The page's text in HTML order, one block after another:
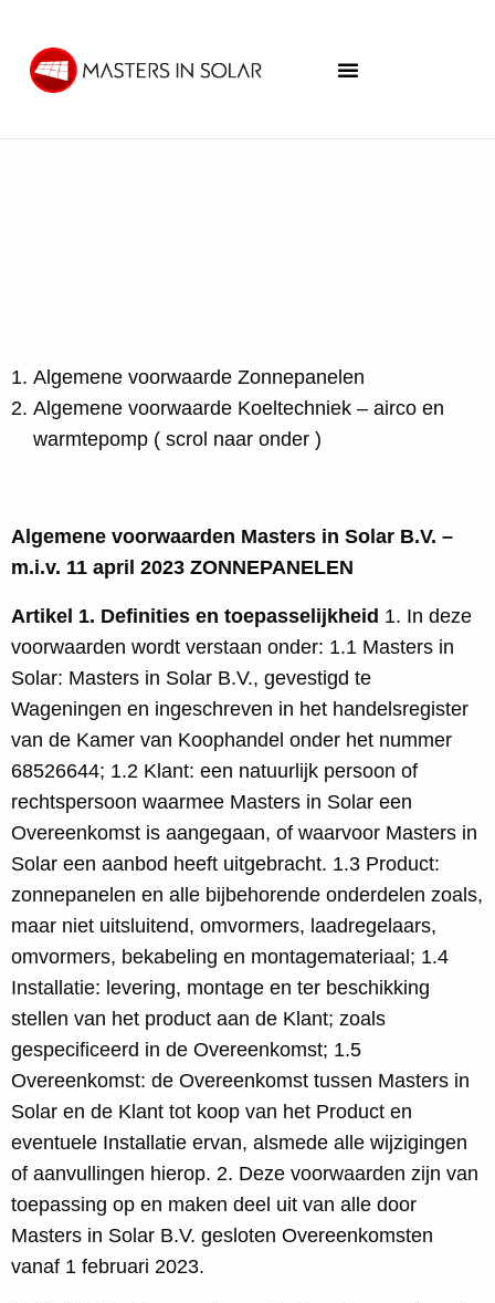
Algemene voorwaarde Zonnepanelen
Algemene voorwaarde Koeltechniek – airco en
warmtepomp ( scrol naar onder )
Algemene voorwaarden Masters in Solar B.V. –
m.i.v. 11 april 2023 ZONNEPANELEN
Artikel 1. Definities en toepasselijkheid 1. In deze
voorwaarden wordt verstaan onder: 1.1 Masters in
Solar: Masters in Solar B.V., gevestigd te
Wageningen en ingeschreven in het handelsregister
van de Kamer van Koophandel onder het nummer
68526644; 1.2 Klant: een natuurlijk persoon of
rechtspersoon waarmee Masters in Solar een
Overeenkomst is aangegaan, of waarvoor Masters in
Solar een aanbod heeft uitgebracht. 1.3 Product:
zonnepanelen en alle bijbehorende onderdelen zoals,
maar niet uitsluitend, omvormers, laadregelaars,
omvormers, bekabeling en montagemateriaal; 1.4
Installatie: levering, montage en ter beschikking
stellen van het product aan de Klant; zoals
gespecificeerd in de Overeenkomst; 1.5
Overeenkomst: de Overeenkomst tussen Masters in
Solar en de Klant tot koop van het Product en
eventuele Installatie ervan, alsmede alle wijzigingen
of aanvullingen hierop. 2. Deze voorwaarden zijn van
toepassing op en maken deel uit van alle door
Masters in Solar B.V. gesloten Overeenkomsten
vanaf 1 februari 2023.